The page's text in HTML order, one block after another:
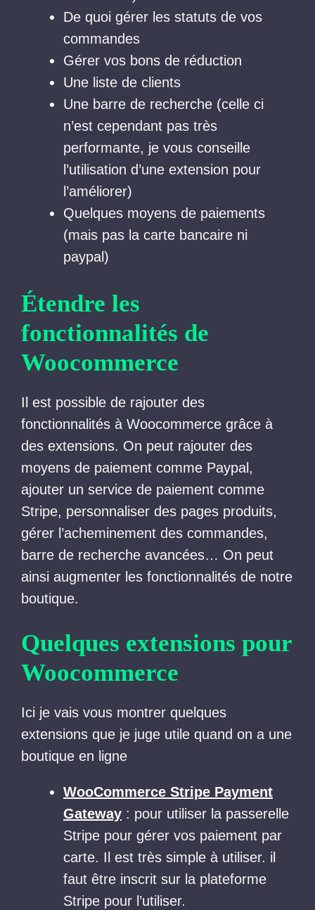
De quoi gérer les statuts de vos
commandes
Gérer vos bons de réduction
Une liste de clients
Une barre de recherche (celle ci
n’est cependant pas très
performante, je vous conseille
l’utilisation d’une extension pour
l’améliorer)
Quelques moyens de paiements
(mais pas la carte bancaire ni
paypal)
Étendre les
fonctionnalités de
Woocommerce
Il est possible de rajouter des
fonctionnalités à Woocommerce grâce à
des extensions. On peut rajouter des
moyens de paiement comme Paypal,
ajouter un service de paiement comme
Stripe, personnaliser des pages produits,
gérer l’acheminement des commandes,
barre de recherche avancées… On peut
ainsi augmenter les fonctionnalités de notre
boutique.
Quelques extensions pour
Woocommerce
Ici je vais vous montrer quelques
extensions que je juge utile quand on a une
boutique en ligne
WooCommerce Stripe Payment
Gateway : pour utiliser la passerelle
Stripe pour gérer vos paiement par
carte. Il est très simple à utiliser. il
faut être inscrit sur la plateforme
Stripe pour l’utiliser.